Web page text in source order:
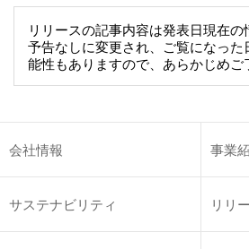
リリースの記事内容は発表日現在の
予告なしに変更され、ご覧になっ
能性もありますので、あらかじめご
会社情報 事業
サステナビリティ リリ